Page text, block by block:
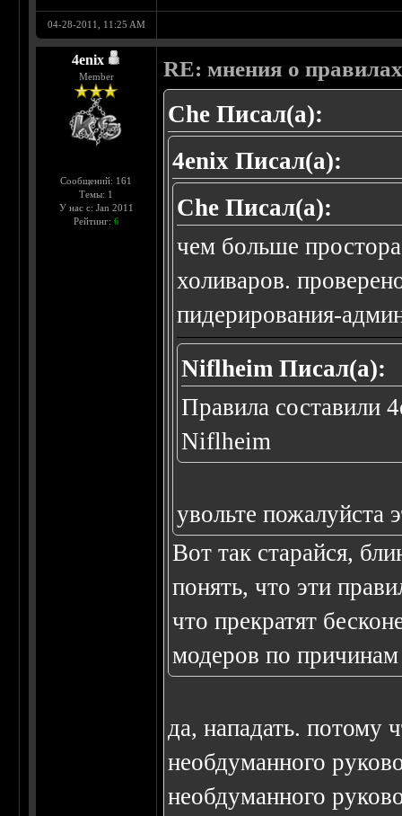
04-28-2011, 11:25 AM
4enix
Member
Сообщений: 161
Темы: 1
У нас с: Jan 2011
Рейтинг: 6
RE: мнения о
Che Писал(а):
4enix Писал(а):
Che Писал(а):
чем больше
холиваров.
пидерирования-
Niflheim Писал(а):
Правила составили
Niflheim
увольте пожалуйста
Вот так старайся,
понять, что эти
что прекратят
модеров по
да, нападать. потому
необдуманного
необдуманного